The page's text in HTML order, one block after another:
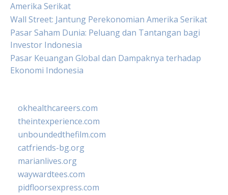
Amerika Serikat
Wall Street: Jantung Perekonomian Amerika Serikat
Pasar Saham Dunia: Peluang dan Tantangan bagi
Investor Indonesia
Pasar Keuangan Global dan Dampaknya terhadap
Ekonomi Indonesia
okhealthcareers.com
theintexperience.com
unboundedthefilm.com
catfriends-bg.org
marianlives.org
waywardtees.com
pidfloorsexpress.com